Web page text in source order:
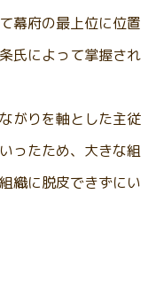
幕府の最上位に位置
氏によって掌握され
がりを軸とした主従
ったため、大きな組
織に脱皮できずにい